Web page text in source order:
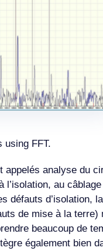
using FFT.
analyse du
au
défauts
de mise à la
beaucoup de
également bien